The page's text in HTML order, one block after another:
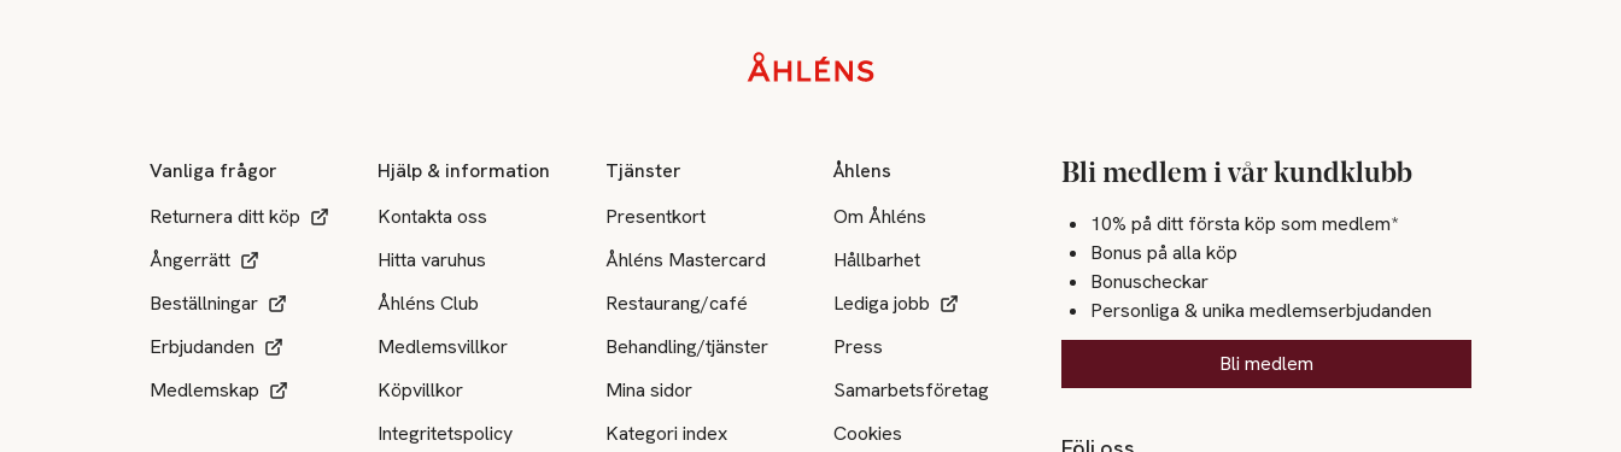
Vanliga frågor
Returnera ditt köp
Ångerrätt
Beställningar
Erbjudanden
Medlemskap
Hjälp & information
Kontakta oss
Hitta varuhus
Åhléns Club
Medlemsvillkor
Köpvillkor
Integritetspolicy
Tjänster
Presentkort
Åhléns Mastercard
Restaurang/café
Behandling/tjänster
Mina sidor
Kategori index
Åhlens
Om Åhléns
Hållbarhet
Lediga jobb
Press
Samarbetsföretag
Cookies
Bli medlem i vår kundklubb
10% på ditt första köp som medlem*
Bonus på alla köp
Bonuscheckar
Personliga & unika medlemserbjudanden
Bli medlem